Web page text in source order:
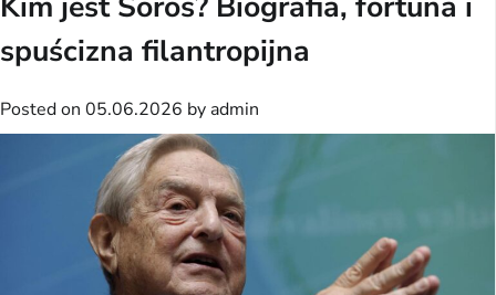
spuścizna filantropijna
Posted on 05.06.2026 by admin